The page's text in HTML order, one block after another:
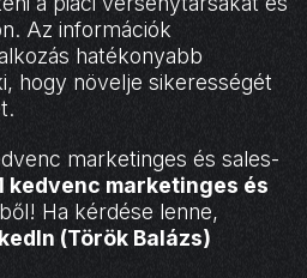
Az információk
hatékonyabb
hogy növelje sikerességét
marketinges és sales-
kedvenc marketinges és
Ha kérdése lenne,
(Török Balázs)